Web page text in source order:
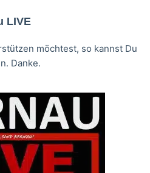
LIVE
möchtest, so kannst Du
Danke.